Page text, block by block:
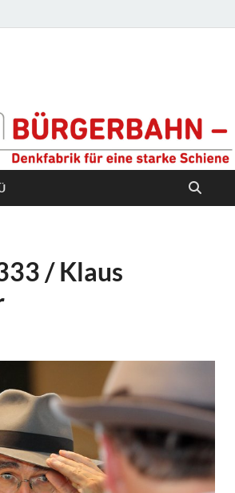
für eine
/ Klaus